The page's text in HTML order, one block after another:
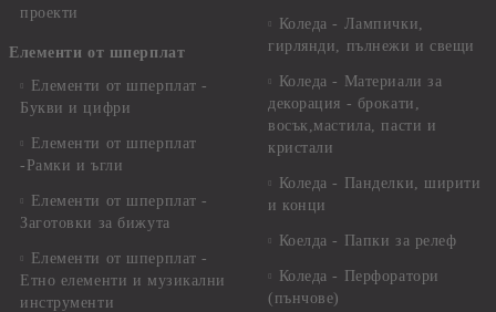
проекти
Елементи от шперплат
Елементи от шперплат -
Букви и цифри
Елементи от шперплат
-Рамки и ъгли
Елементи от шперплат -
Заготовки за бижута
Елементи от шперплат -
Етно елементи и музикални
инструменти
Коледа - Лампички,
гирлянди, пълнежи и свещи
Коледа - Материали за
декорация - брокати,
восък,мастила, пасти и
кристали
Коледа - Панделки, ширити
и конци
Коелда - Папки за релеф
Коледа - Перфоратори
(пънчове)